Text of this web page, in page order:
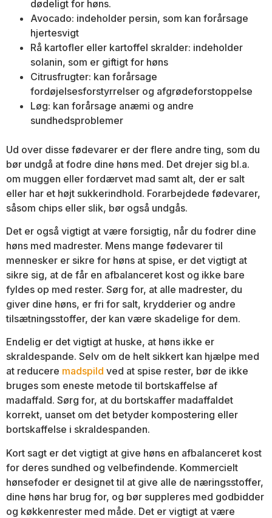
dødeligt for høns.
Avocado: indeholder persin, som kan forårsage
hjertesvigt
Rå kartofler eller kartoffel skralder: indeholder
solanin, som er giftigt for høns
Citrusfrugter: kan forårsage
fordøjelsesforstyrrelser og afgrødeforstoppelse
Løg: kan forårsage anæmi og andre
sundhedsproblemer
Ud over disse fødevarer er der flere andre ting, som du
bør undgå at fodre dine høns med. Det drejer sig bl.a.
om muggen eller fordærvet mad samt alt, der er salt
eller har et højt sukkerindhold. Forarbejdede fødevarer,
såsom chips eller slik, bør også undgås.
Det er også vigtigt at være forsigtig, når du fodrer dine
høns med madrester. Mens mange fødevarer til
mennesker er sikre for høns at spise, er det vigtigt at
sikre sig, at de får en afbalanceret kost og ikke bare
fyldes op med rester. Sørg for, at alle madrester, du
giver dine høns, er fri for salt, krydderier og andre
tilsætningsstoffer, der kan være skadelige for dem.
Endelig er det vigtigt at huske, at høns ikke er
skraldespande. Selv om de helt sikkert kan hjælpe med
at reducere madspild ved at spise rester, bør de ikke
bruges som eneste metode til bortskaffelse af
madaffald. Sørg for, at du bortskaffer madaffaldet
korrekt, uanset om det betyder kompostering eller
bortskaffelse i skraldespanden.
Kort sagt er det vigtigt at give høns en afbalanceret kost
for deres sundhed og velbefindende. Kommercielt
hønsefoder er designet til at give alle de næringsstoffer,
dine høns har brug for, og bør suppleres med godbidder
og køkkenrester med måde. Det er vigtigt at være